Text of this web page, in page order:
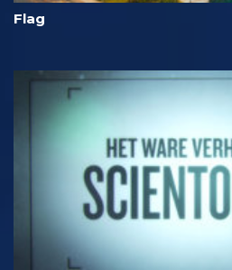
Flag